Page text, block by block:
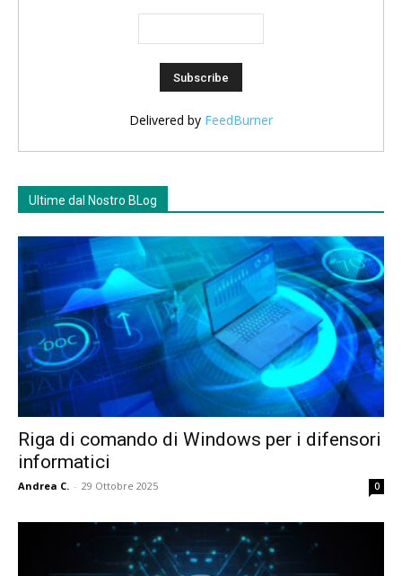
Delivered by FeedBurner
Ultime dal Nostro BLog
Riga di comando di Windows per i difensori
informatici
Andrea C. - 29 Ottobre 2025 0